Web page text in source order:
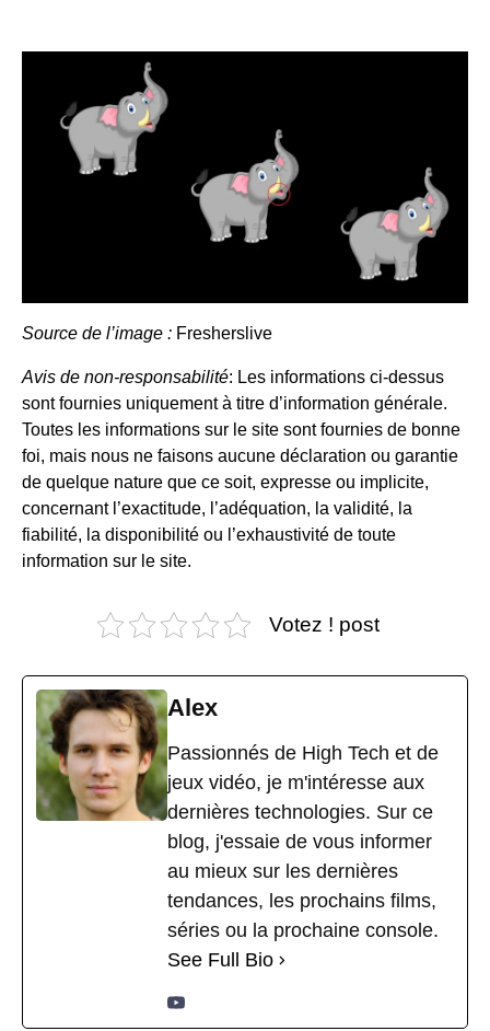
Source de l’image : Fresherslive
Avis de non-responsabilité: Les informations ci-dessus
sont fournies uniquement à titre d’information générale.
Toutes les informations sur le site sont fournies de bonne
foi, mais nous ne faisons aucune déclaration ou garantie
de quelque nature que ce soit, expresse ou implicite,
concernant l’exactitude, l’adéquation, la validité, la
fiabilité, la disponibilité ou l’exhaustivité de toute
information sur le site.
Votez ! post
Alex
Passionnés de High Tech et de
jeux vidéo, je m'intéresse aux
dernières technologies. Sur ce
blog, j'essaie de vous informer
au mieux sur les dernières
tendances, les prochains films,
séries ou la prochaine console.
See Full Bio